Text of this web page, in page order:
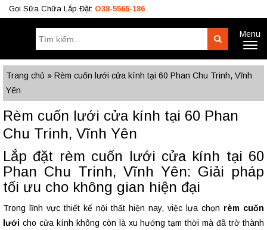
Gọi Sữa Chữa Lắp Đặt: O38-5565-186
Tìm
kiếm:
SearchMenu
Công Trình BÁO GIÁ RÈM Tư Vấn
O933.OO6.OO9
Trang chủ » Rèm cuốn lưới cửa kính tại 60 Phan Chu Trinh, Vĩnh
Yên
Rèm cuốn lưới cửa kính tại 60 Phan
Chu Trinh, Vĩnh Yên
Lắp đặt rèm cuốn lưới cửa kính tại 60
Phan Chu Trinh, Vĩnh Yên: Giải pháp
tối ưu cho không gian hiện đại
Trong lĩnh vực thiết kế nội thất hiện nay, việc lựa chọn rèm cuốn
lưới cho cửa kính không còn là xu hướng tạm thời mà đã trở thành